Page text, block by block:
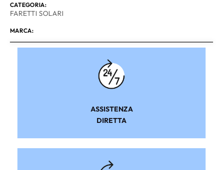
CATEGORIA:
FARETTI SOLARI
MARCA:
ASSISTENZA
DIRETTA